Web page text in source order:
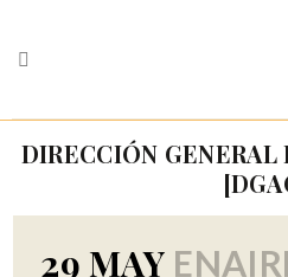
DIRECCIÓN
29 MAY